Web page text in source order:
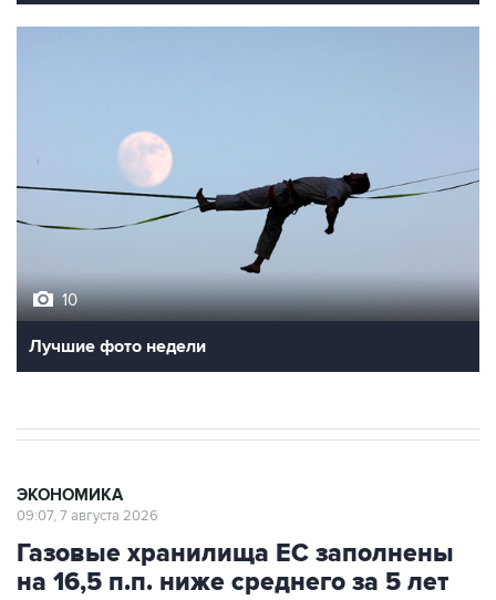
10
Лучшие фото недели
ЭКОНОМИКА
09:07, 7 августа 2026
Газовые хранилища ЕС заполнены
на 16,5 п.п. ниже среднего за 5 лет